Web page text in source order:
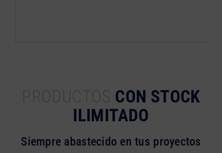
CON STOCK
ILIMITADO
Siempre abastecido en tus proyectos